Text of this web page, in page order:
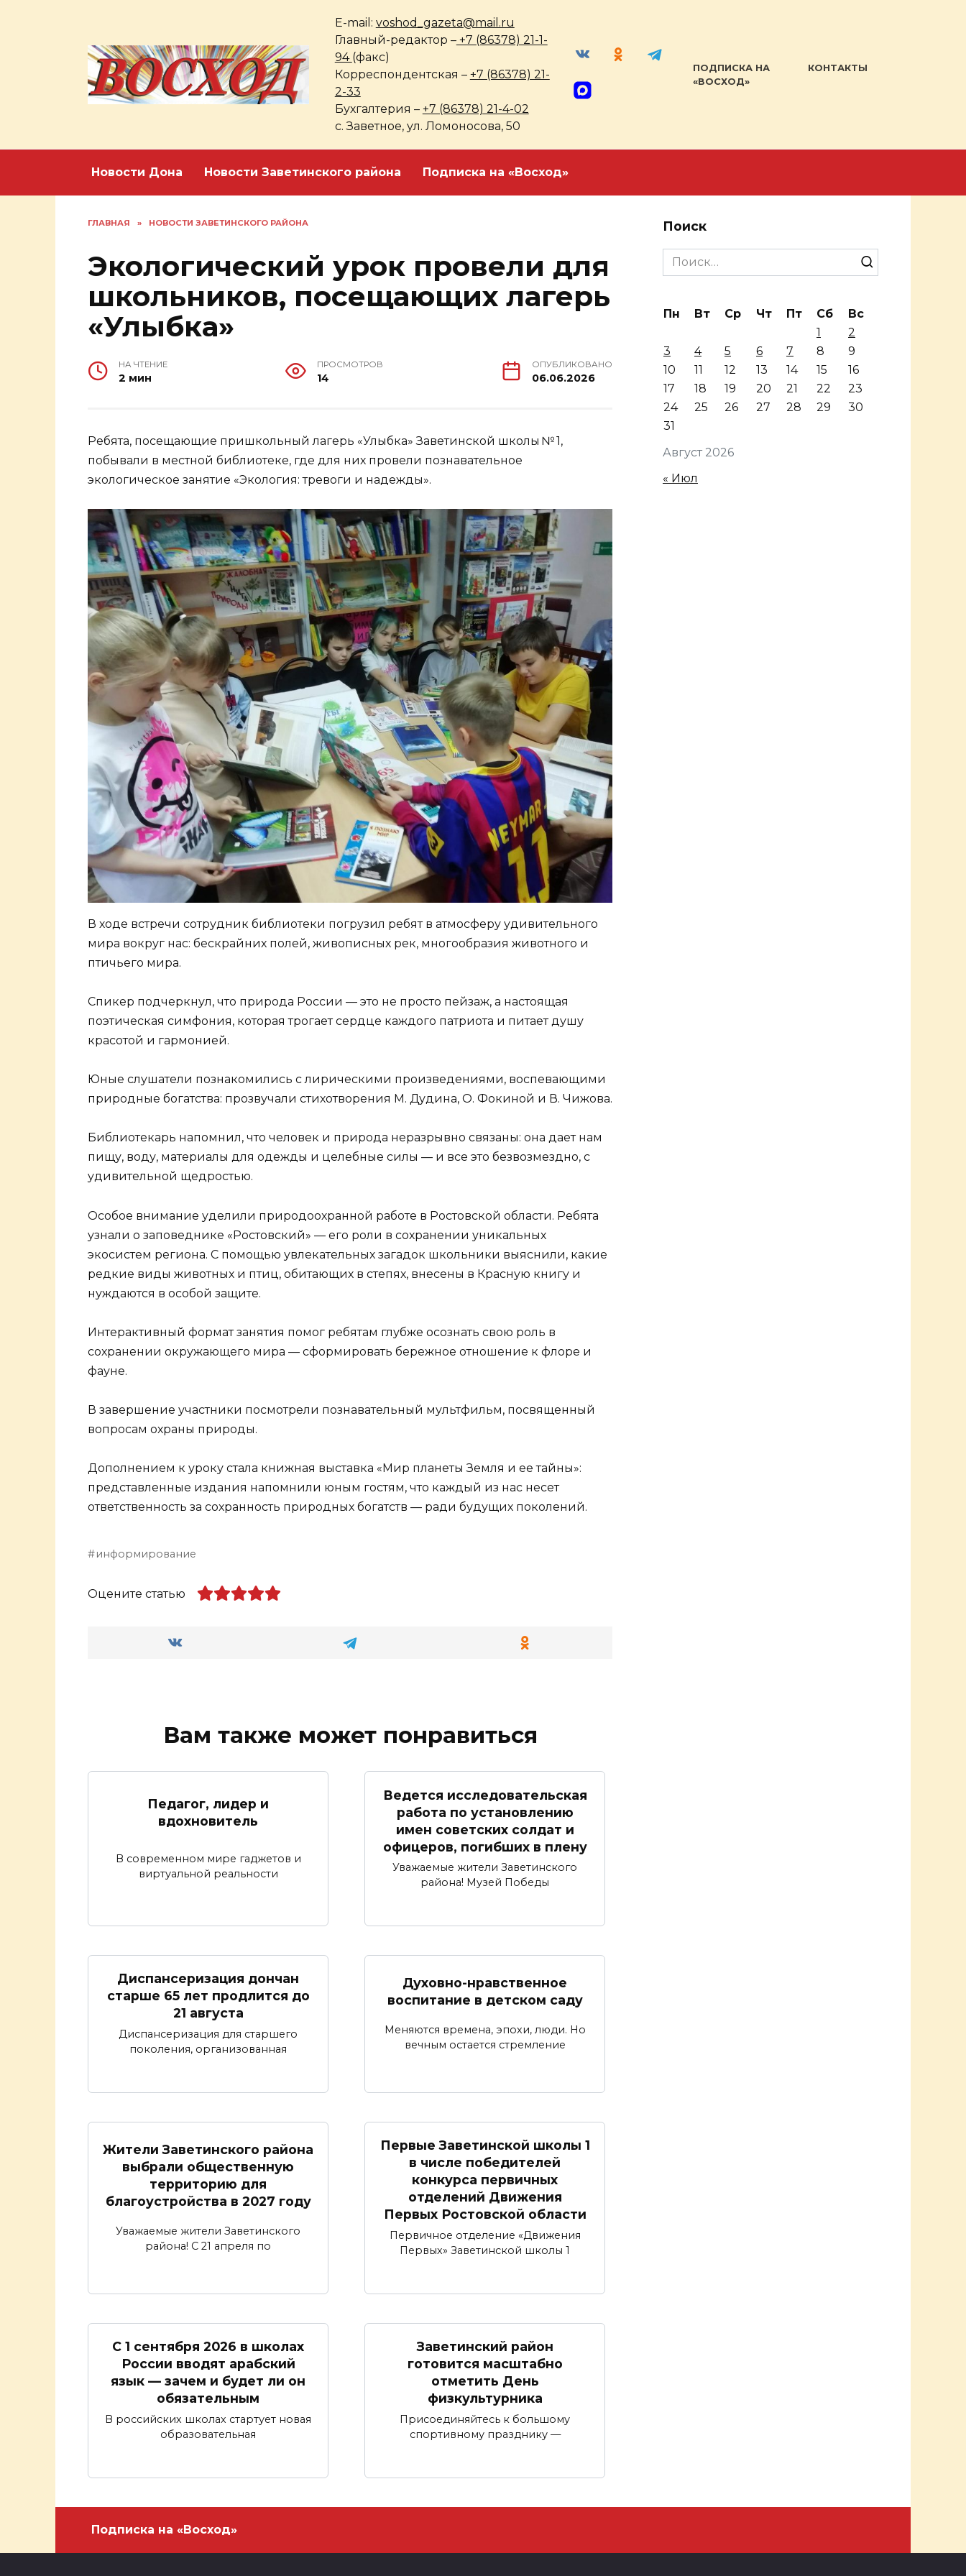
E-mail: voshod_gazeta@mail.ru
Главный-редактор –+7 (86378) 21-1-
94 (факс)
Корреспондентская – +7 (86378) 21-
2-33
Бухгалтерия – +7 (86378) 21-4-02
с. Заветное, ул. Ломоносова, 50
ПОДПИСКА НА
«ВОСХОД»
КОНТАКТЫ
Новости Дона Новости Заветинского района Подписка на «Восход»
ГЛАВНАЯ » НОВОСТИ ЗАВЕТИНСКОГО РАЙОНА
Экологический урок провели для
школьников, посещающих лагерь
«Улыбка»
НА ЧТЕНИЕ
2 мин
ПРОСМОТРОВ
14
ОПУБЛИКОВАНО
06.06.2026
Ребята, посещающие пришкольный лагерь «Улыбка» Заветинской школы № 1,
побывали в местной библиотеке, где для них провели познавательное
экологическое занятие «Экология: тревоги и надежды».
В ходе встречи сотрудник библиотеки погрузил ребят в атмосферу удивительного
мира вокруг нас: бескрайних полей, живописных рек, многообразия животного и
птичьего мира.
Спикер подчеркнул, что природа России — это не просто пейзаж, а настоящая
поэтическая симфония, которая трогает сердце каждого патриота и питает душу
красотой и гармонией.
Юные слушатели познакомились с лирическими произведениями, воспевающими
природные богатства: прозвучали стихотворения М. Дудина, О. Фокиной и В. Чижова.
Библиотекарь напомнил, что человек и природа неразрывно связаны: она дает нам
пищу, воду, материалы для одежды и целебные силы — и все это безвозмездно, с
удивительной щедростью.
Особое внимание уделили природоохранной работе в Ростовской области. Ребята
узнали о заповеднике «Ростовский» — его роли в сохранении уникальных
экосистем региона. С помощью увлекательных загадок школьники выяснили, какие
редкие виды животных и птиц, обитающих в степях, внесены в Красную книгу и
нуждаются в особой защите.
Интерактивный формат занятия помог ребятам глубже осознать свою роль в
сохранении окружающего мира — сформировать бережное отношение к флоре и
фауне.
В завершение участники посмотрели познавательный мультфильм, посвященный
вопросам охраны природы.
Дополнением к уроку стала книжная выставка «Мир планеты Земля и ее тайны»:
представленные издания напомнили юным гостям, что каждый из нас несет
ответственность за сохранность природных богатств — ради будущих поколений.
информирование
Оцените статью
Вам также может понравиться
Педагог, лидер и
вдохновитель
В современном мире гаджетов и
виртуальной реальности
Ведется исследовательская
работа по установлению
имен советских солдат и
офицеров, погибших в плену
Уважаемые жители Заветинского
района! Музей Победы
Диспансеризация дончан
старше 65 лет продлится до
21 августа
Диспансеризация для старшего
поколения, организованная
Духовно-нравственное
воспитание в детском саду
Меняются времена, эпохи, люди. Но
вечным остается стремление
Жители Заветинского района
выбрали общественную
территорию для
благоустройства в 2027 году
Уважаемые жители Заветинского
района! С 21 апреля по
Первые Заветинской школы 1
в числе победителей
конкурса первичных
отделений Движения
Первых Ростовской области
Первичное отделение «Движения
Первых» Заветинской школы 1
С 1 сентября 2026 в школах
России вводят арабский
язык — зачем и будет ли он
обязательным
В российских школах стартует новая
образовательная
Заветинский район
готовится масштабно
отметить День
физкультурника
Присоединяйтесь к большому
спортивному празднику —
Поиск
Search
for:
Август 2026
Пн Вт Ср Чт Пт Сб
Вс
1
2
3
4 5 6 7 8
9
10
11 12 13 14 15
16
17
18 19 20 21 22
23
24
25 26 27 28 29
30
31
« Июл
Подписка на «Восход»